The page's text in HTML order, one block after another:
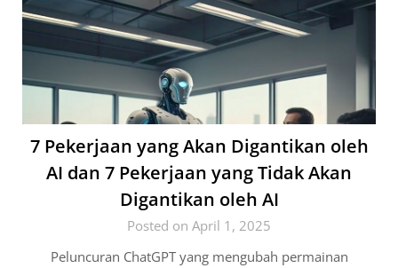
7 Pekerjaan yang Akan Digantikan oleh
AI dan 7 Pekerjaan yang Tidak Akan
Digantikan oleh AI
Posted on April 1, 2025
Peluncuran ChatGPT yang mengubah permainan